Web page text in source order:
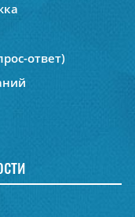
ответ)